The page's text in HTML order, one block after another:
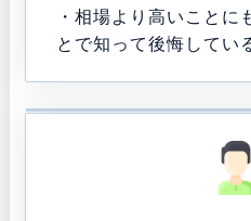
・相場より高いことに
とで知って後悔してい